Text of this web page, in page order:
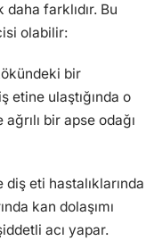
farklıdır. Bu
olabilir:
bir
ulaştığında o
bir apse odağı
diş eti hastalıklarında
kan dolaşımı
acı yapar.